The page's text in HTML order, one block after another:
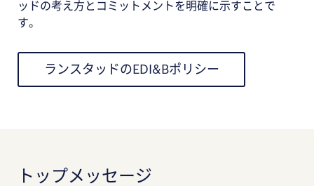
ッドの考え方とコミットメントを明確に示すことで
す。
ランスタッドのEDI&Bポリシー
トップメッセージ